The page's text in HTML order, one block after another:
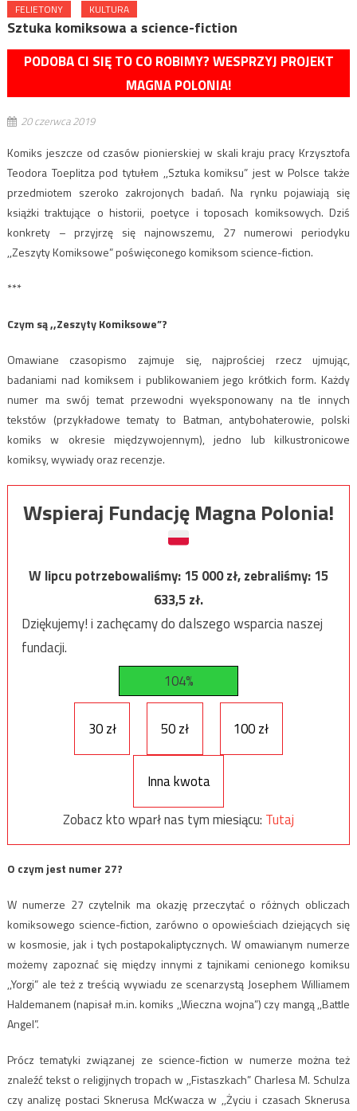
FELIETONY KULTURA
Sztuka komiksowa a science-fiction
PODOBA CI SIĘ TO CO ROBIMY? WESPRZYJ PROJEKT
MAGNA POLONIA!
20 czerwca 2019
Komiks jeszcze od czasów pionierskiej w skali kraju pracy Krzysztofa
Teodora Toeplitza pod tytułem ,,Sztuka komiksu” jest w Polsce także
przedmiotem szeroko zakrojonych badań. Na rynku pojawiają się
książki traktujące o historii, poetyce i toposach komiksowych. Dziś
konkrety – przyjrzę się najnowszemu, 27 numerowi periodyku
,,Zeszyty Komiksowe” poświęconego komiksom science-fiction.
***
Czym są ,,Zeszyty Komiksowe”?
Omawiane czasopismo zajmuje się, najprościej rzecz ujmując,
badaniami nad komiksem i publikowaniem jego krótkich form. Każdy
numer ma swój temat przewodni wyeksponowany na tle innych
tekstów (przykładowe tematy to Batman, antybohaterowie, polski
komiks w okresie międzywojennym), jedno lub kilkustronicowe
komiksy, wywiady oraz recenzje.
Wspieraj Fundację Magna Polonia!
W lipcu potrzebowaliśmy:15 000zł, zebraliśmy:15
633,5zł.
Dziękujemy! i zachęcamy do dalszego wsparcia naszej
fundacji.
104%
30 zł 50 zł 100 zł
Inna kwota
Zobacz kto wparł nas tym miesiącu: Tutaj
O czym jest numer 27?
W numerze 27 czytelnik ma okazję przeczytać o różnych obliczach
komiksowego science-fiction, zarówno o opowieściach dziejących się
w kosmosie, jak i tych postapokaliptycznych. W omawianym numerze
możemy zapoznać się między innymi z tajnikami cenionego komiksu
,,Yorgi” ale też z treścią wywiadu ze scenarzystą Josephem Williamem
Haldemanem (napisał m.in. komiks ,,Wieczna wojna”) czy mangą ,,Battle
Angel”.
Prócz tematyki związanej ze science-fiction w numerze można też
znaleźć tekst o religijnych tropach w ,,Fistaszkach” Charlesa M. Schulza
czy analizę postaci Sknerusa McKwacza w ,,Życiu i czasach Sknerusa